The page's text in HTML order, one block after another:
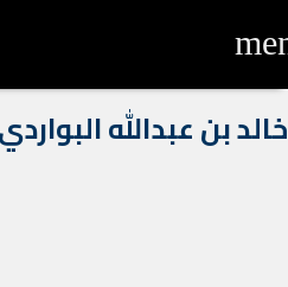
خالد بن عبدالله البواردي